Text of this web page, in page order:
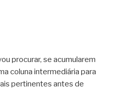
procurar, se acumularem
coluna intermediária para
pertinentes antes de